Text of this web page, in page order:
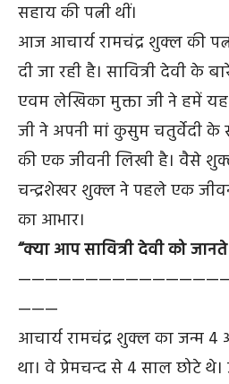
सहाय की पत्नी थीं।
आज आचार्य रामचंद्र शुक्ल की
दी जा रही है। सावित्री देवी के
एवम लेखिका मुक्ता जी ने हमें यह
जी ने अपनी मां कुसुम चतुर्वेदी
की एक जीवनी लिखी है। वैसे
चन्द्रशेखर शुक्ल ने पहले एक
का आभार।
“क्या आप सावित्री देवी को
———
आचार्य रामचंद्र शुक्ल का जन्म
था। वे प्रेमचन्द से 4 साल छोटे